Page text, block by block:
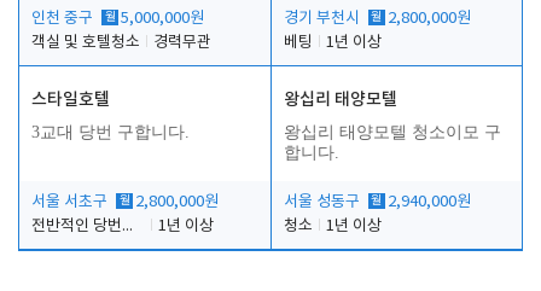
인천 중구 월 5,000,000원
객실 및 호텔청소
경력무관
경기 부천시 월 2,800,000원
베팅
1년 이상
스타일호텔
3교대 당번 구합니다.
서울 서초구 월 2,800,000원
전반적인 당번업무
1년 이상
왕십리 태양모텔
왕십리 태양모텔 청소이모 구
합니다.
서울 성동구 월 2,940,000원
청소
1년 이상